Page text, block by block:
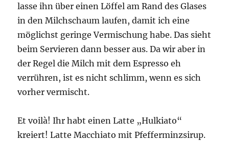
lasse ihn über einen Löffel am Rand des Glases
in den Milchschaum laufen, damit ich eine
möglichst geringe Vermischung habe. Das sieht
beim Servieren dann besser aus. Da wir aber in
der Regel die Milch mit dem Espresso eh
verrühren, ist es nicht schlimm, wenn es sich
vorher vermischt.
Et voilà! Ihr habt einen Latte „Hulkiato“
kreiert! Latte Macchiato mit Pfefferminzsirup.